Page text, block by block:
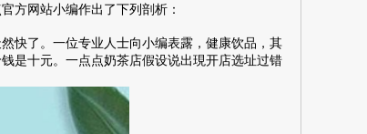
方网站小编作出了下列剖析：
了。一位专业人士向小编表露，健康饮品，其
是十元。一点点奶茶店假设说出現开店选址过错